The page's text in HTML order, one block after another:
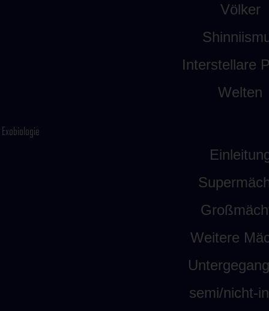
Völker
Interstellare
Welten
Exobiologie
Weitere
semi/nicht-